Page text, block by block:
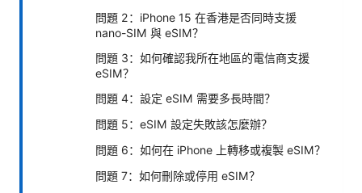
問題 2：iPhone 15 在香港是否同時支援
nano-SIM 與 eSIM？
問題 3：如何確認我所在地區的電信商支援
eSIM？
問題 4：設定 eSIM 需要多長時間？
問題 5：eSIM 設定失敗該怎麼辦？
問題 6：如何在 iPhone 上轉移或複製 eSIM？
問題 7：如何刪除或停用 eSIM？